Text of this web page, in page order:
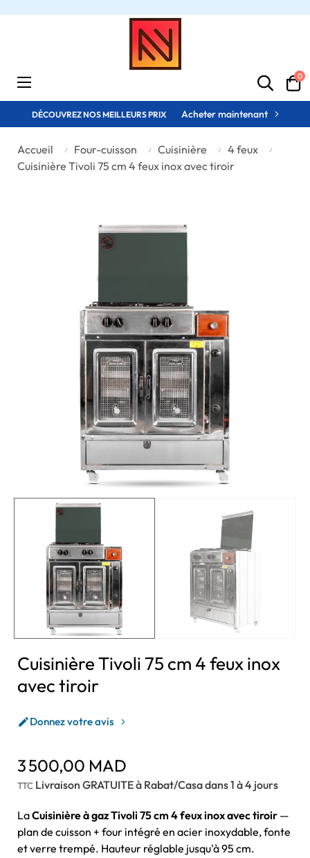
Basculer
la
navigation
☰ 0
DÉCOUVREZ NOS MEILLEURS PRIX Acheter maintenant
Accueil Four-cuisson Cuisinière
4 feux
Cuisinière Tivoli 75 cm 4 feux inox avec tiroir
Cuisinière Tivoli 75 cm 4 feux inox
avec tiroir
Donnez votre avis
3 500,00 MAD
TTC Livraison GRATUITE à Rabat/Casa dans 1 à 4 jours
LaCuisinière à gaz Tivoli 75 cm 4 feux inox avec tiroir —
plan de cuisson + four intégré en acier inoxydable, fonte
et verre trempé. Hauteur réglable jusqu'à 95 cm.